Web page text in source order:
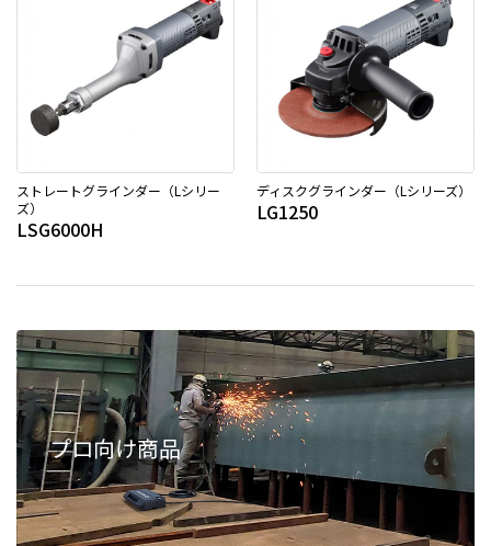
ストレートグラインダー（Lシリー
ズ）
LSG6000H
ディスクグラインダー（Lシリーズ）
LG1250
プロ向け商品